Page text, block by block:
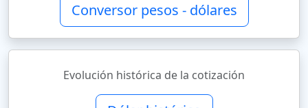
Conversor pesos - dólares
Evolución histórica de la cotización